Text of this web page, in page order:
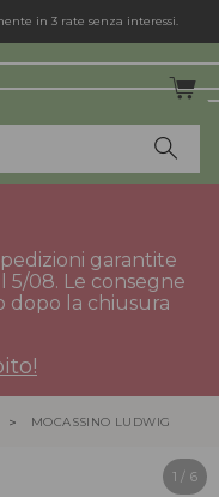
garantite
08. Le consegne
dopo la chiusura
MOCASSINO LUDWIG
1 / 6